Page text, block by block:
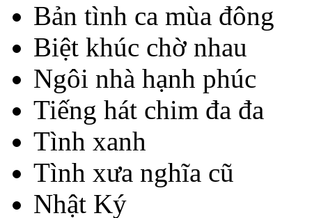
Bản tình ca mùa đông
Biệt khúc chờ nhau
Ngôi nhà hạnh phúc
Tiếng hát chim đa đa
Tình xanh
Tình xưa nghĩa cũ
Nhật Ký